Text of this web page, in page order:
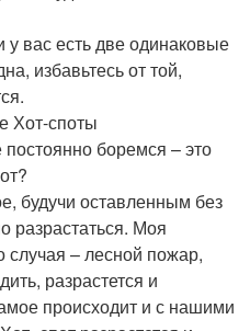
у вас есть две одинаковые
избавьтесь от той,
Хот-споты
боремся – это
будучи оставленным без
разрастаться. Моя
случая – лесной пожар,
разрастется и
происходит и с нашими